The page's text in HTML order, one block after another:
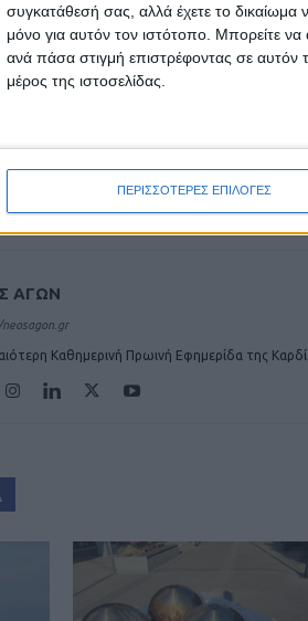
συγκατάθεσή σας, αλλά έχετε το δικαίωμα
μόνο για αυτόν τον ιστότοπο. Μπορείτε
ανά πάσα στιγμή επιστρέφοντας σε αυτόν
μέρος της ιστοσελίδας.
ΠΕΡΙΣΣΟΤΕΡΕΣ ΕΠΙΛΟΓΕΣ
την εφημερίδα ΝΕΟΣ
στην περιοχή της Καρδίτσας
πλέον φάση ο
ΑΓΩΝ
Καθημερινή Πρωινή Εφημερίδα της